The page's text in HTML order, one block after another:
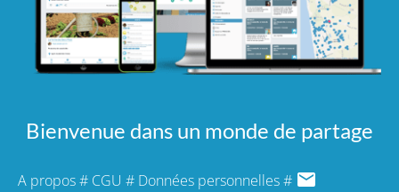
Bienvenue dans un monde de partage
A propos# CGU # Données personnelles#